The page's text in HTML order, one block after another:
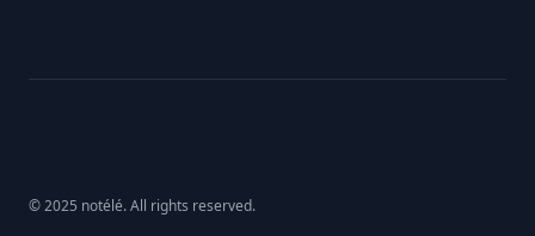
© 2025 notélé. All rights reserved.